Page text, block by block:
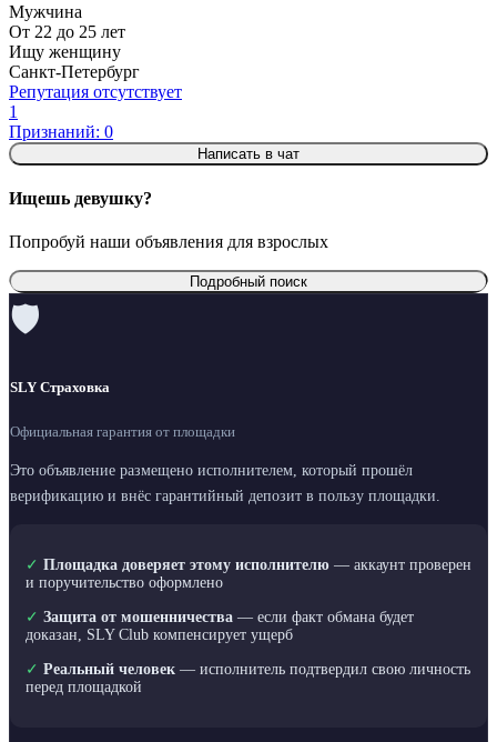
Мужчина
От 22 до 25 лет
Ищу женщину
Санкт-Петербург
Репутация отсутствует
1
Признаний: 0
Написать в чат
Ищешь девушку?
Попробуй наши объявления для взрослых
Подробный поиск
🛡
SLY Страховка
Официальная гарантия от площадки
Это объявление размещено исполнителем, который прошёл
верификацию и внёс гарантийный депозит в пользу площадки.
✓ Площадка доверяет этому исполнителю — аккаунт проверен
и поручительство оформлено
✓ Защита от мошенничества — если факт обмана будет
доказан, SLY Club компенсирует ущерб
✓ Реальный человек — исполнитель подтвердил свою личность
перед площадкой